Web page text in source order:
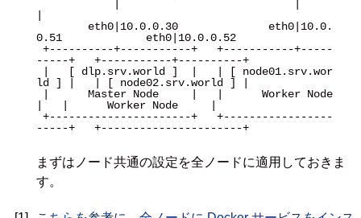
0.51             eth0|10.0.0.52
-----+   +-----------+----------+
ld ] |   | [ node02.srv.world ] |
|   |      Worker Node     |
-----+   +----------------------+
まずはノード共通の設定を全ノードに適用しておきま
す。